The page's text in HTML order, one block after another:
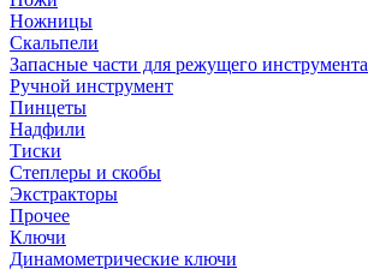
Ножницы
Скальпели
Запасные части для режущего инструмента
Ручной инструмент
Пинцеты
Надфили
Тиски
Степлеры и скобы
Экстракторы
Прочее
Ключи
Динамометрические ключи